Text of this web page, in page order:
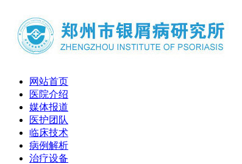
网站首页
医院介绍
媒体报道
医护团队
临床技术
病例解析
治疗设备